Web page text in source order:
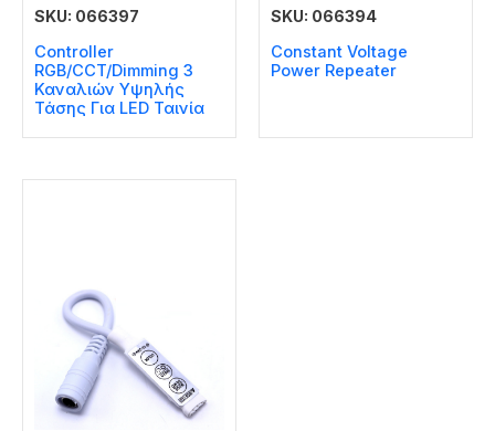
SKU: 066397
Controller
RGB/CCT/Dimming 3
Καναλιών Υψηλής
Τάσης Για LED Ταινία
SKU: 066394
Constant Voltage
Power Repeater